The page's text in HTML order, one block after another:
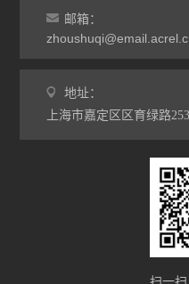
邮箱：
地址：
上海市嘉定区区育绿路